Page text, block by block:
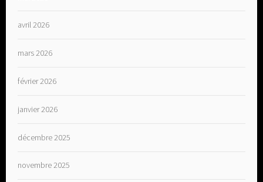
avril 2026
mars 2026
février 2026
janvier 2026
décembre 2025
novembre 2025